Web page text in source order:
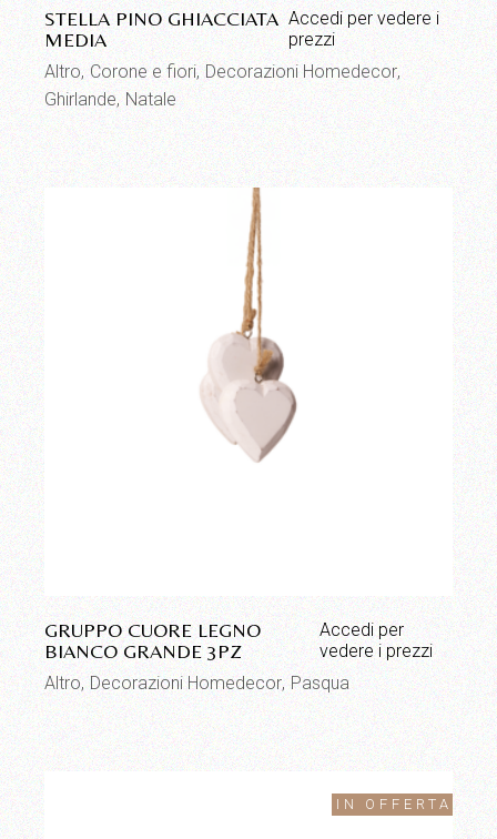
STELLA PINO GHIACCIATA
MEDIA
Accedi per vedere i
prezzi
Altro Corone e fiori Decorazioni Homedecor
Ghirlande Natale
GRUPPO CUORE LEGNO
BIANCO GRANDE 3PZ
Accedi per
vedere i prezzi
Altro Decorazioni Homedecor Pasqua
IN OFFERTA